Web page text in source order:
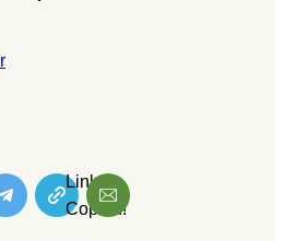
Link is
Copied!